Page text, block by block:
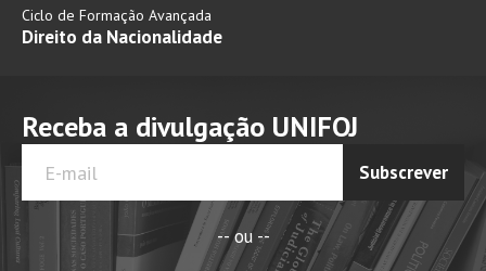
Ciclo de Formação Avançada
Direito da Nacionalidade
Receba a divulgação UNIFOJ
Subscrever
-- ou --